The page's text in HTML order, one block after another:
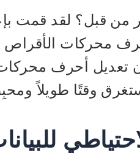
من قبل؟ لقد قمت
تعديل أحرف
وقتًا طويلاً